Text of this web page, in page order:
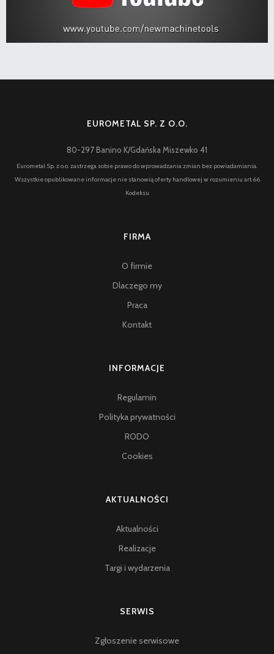
EUROMETAL SP. Z O.O.
80-297 Banino K/Gdańska Miszewko 41
Eurometal Sp. z o.o. zastrzega sobie prawo do wprowadzania zmian bez powiadamiania.
Wszystkie opublikowane informacje nie stanowią oferty handlowej w rozumieniu art.66
Kodeksu
FIRMA
O firmie
Dlaczego my
Praca
Kontakt
INFORMACJE
Regulamin
Polityka prywatności
RODO
Cookies
AKTUALNOŚCI
Aktualności
Realizacje
Targi i wydarzenia
SERWIS
Zgłoszenie serwisowe